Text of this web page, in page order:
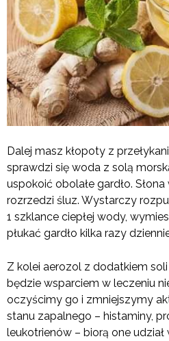
Dalej masz kłopoty z
sprawdzi się woda z solą
uspokoić obolałe gardło.
rozrzedzi śluz. Wystarczy
1 szklance ciepłej wody,
płukać gardło kilka razy
Z kolei aerozol z dodatkiem
będzie wsparciem w leczeniu
oczyścimy go i zmniejszymy
stanu zapalnego – histaminy,
leukotrienów – biorą one